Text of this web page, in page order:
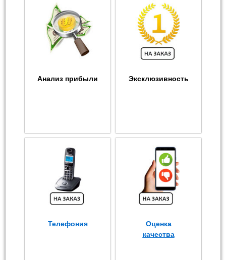
Анализ прибыли Эксклюзивность
Телефония
Оценка
качества